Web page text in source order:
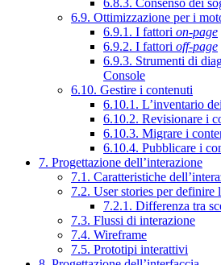
6.9. Ottimizzazione per i
6.9.1. I fattori on-page
6.9.2. I fattori off-page
6.9.3. Strumenti di
Console
6.10. Gestire i contenuti
6.10.1. L’inventario
6.10.2. Revisionare i
6.10.3. Migrare i
6.10.4. Pubblicare i
7. Progettazione dell’interazione
7.1. Caratteristiche
7.2. User stories per definire
7.2.1. Differenza tra
7.3. Flussi di interazione
7.4. Wireframe
7.5. Prototipi interattivi